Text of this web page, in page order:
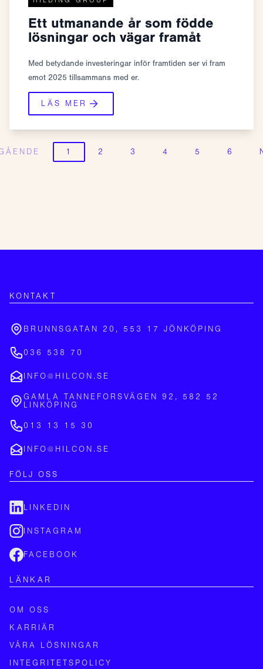
Ett utmanande år som födde
lösningar och vägar framåt
Med betydande investeringar inför framtiden ser vi fram
emot 2025 tillsammans med er.
LÄS MER
1 2 3 4 5 6
KONTAKT
BRUNNSGATAN 20, 553 17 JÖNKÖPING
036 538 70
INFO@HILCON.SE
GAMLA TANNEFORSVÄGEN 92, 582 52
LINKÖPING
013 13 15 30
INFO@HILCON.SE
FÖLJ OSS
LINKEDIN
INSTAGRAM
FACEBOOK
LÄNKAR
OM OSS
KARRIÄR
VÅRA LÖSNINGAR
INTEGRITETSPOLICY